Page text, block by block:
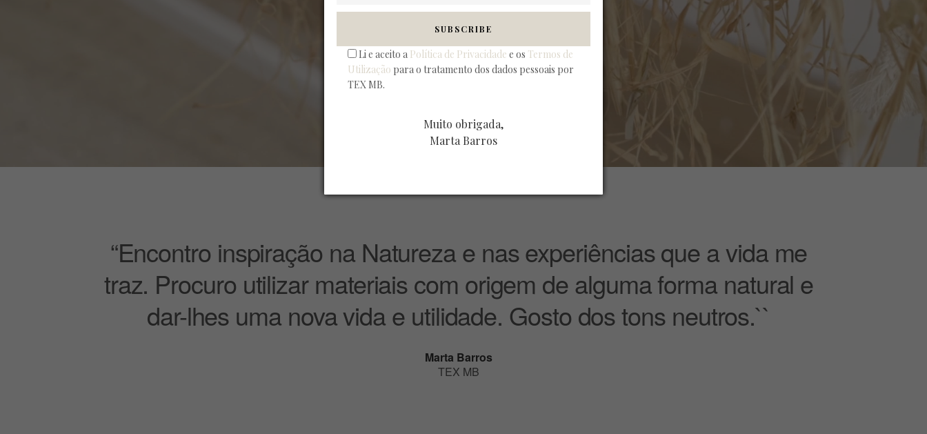
“Encontro inspiração na Natureza e nas experiências que a vida me
traz. Procuro utilizar materiais com origem de alguma forma natural e
dar-lhes uma nova vida e utilidade. Gosto dos tons neutros.``
Marta Barros
TEX MB
Li e aceito a Política de Privacidade e os Termos de
Utilização para o tratamento dos dados pessoais por
TEX MB.
Muito obrigada,
Marta Barros